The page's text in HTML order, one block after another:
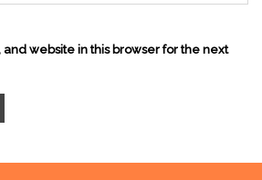
website in this browser for the next